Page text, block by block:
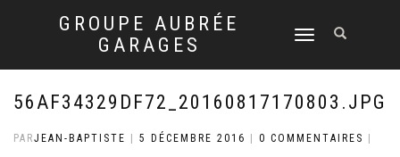
GROUPE AUBRÉE
GARAGES
DÉPLIER
NAVIGATION
56AF34329DF72_20160817170803.JPG
PARJEAN-BAPTISTE 5 DÉCEMBRE 2016 0 COMMENTAIRES